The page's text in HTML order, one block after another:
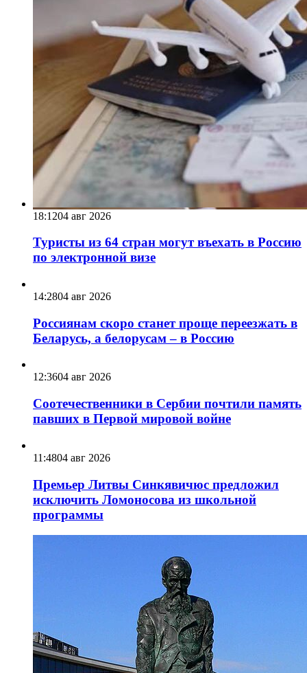
18:1204 авг 2026
Туристы из 64 стран могут въехать в Россию
по электронной визе
14:2804 авг 2026
Россиянам скоро станет проще переезжать в
Беларусь, а белорусам – в Россию
12:3604 авг 2026
Соотечественники в Сербии почтили память
павших в Первой мировой войне
11:4804 авг 2026
Премьер Литвы Синкявичюс предложил
исключить Ломоносова из школьной
программы